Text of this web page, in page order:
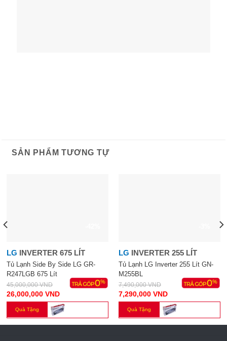
SẢN PHẨM TƯƠNG TỰ
LG INVERTER 675 LÍT
Tủ Lạnh Side By Side LG GR-
R247LGB 675 Lít
45,000,000VND
26,000,000 VND
Quà Tặng
LG INVERTER 255 LÍT
Tủ Lạnh LG Inverter 255 Lít GN-
M255BL
7,490,000VND
7,290,000 VND
Quà Tặng